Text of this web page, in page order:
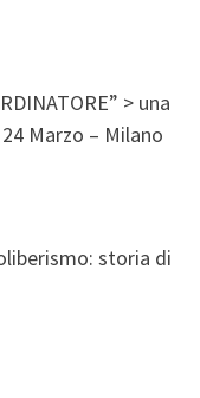
> una
Marzo – Milano
storia di